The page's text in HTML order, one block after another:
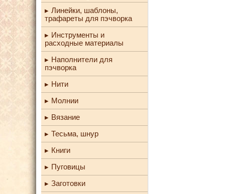
Линейки, шаблоны,
трафареты для пэчворка
Инструменты и
расходные материалы
Наполнители для
пэчворка
Нити
Молнии
Вязание
Тесьма, шнур
Книги
Пуговицы
Заготовки